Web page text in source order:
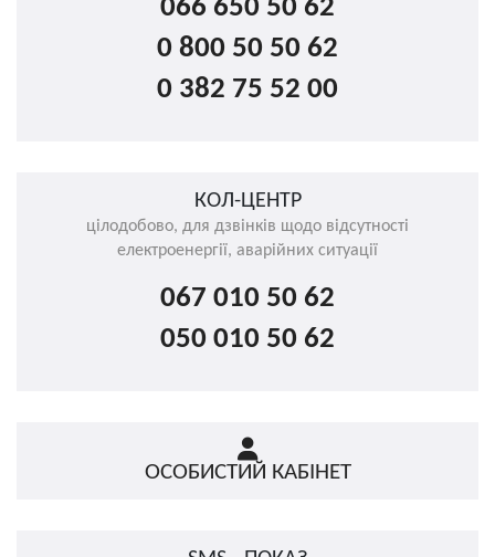
066 650 50 62
0 800 50 50 62
0 382 75 52 00
КОЛ-ЦЕНТР
цілодобово, для дзвінків щодо відсутності
електроенергії, аварійних ситуації
067 010 50 62
050 010 50 62
ОСОБИСТИЙ КАБІНЕТ